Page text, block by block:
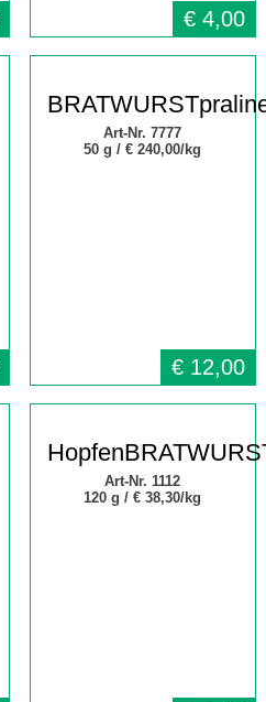
€ 4,00
Art-Nr. 7777
50 g /€ 240,00/kg
€ 12,00
Art-Nr. 1112
120 g /€ 38,30/kg